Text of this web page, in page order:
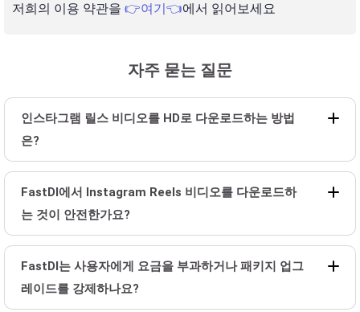
저희의 이용 약관을 👉여기👈에서 읽어보세요
자주 묻는 질문
인스타그램 릴스 비디오를 HD로 다운로드하는 방법
은?
FastDl에서 Instagram Reels 비디오를 다운로드하
는 것이 안전한가요?
FastDl는 사용자에게 요금을 부과하거나 패키지 업그
레이드를 강제하나요?